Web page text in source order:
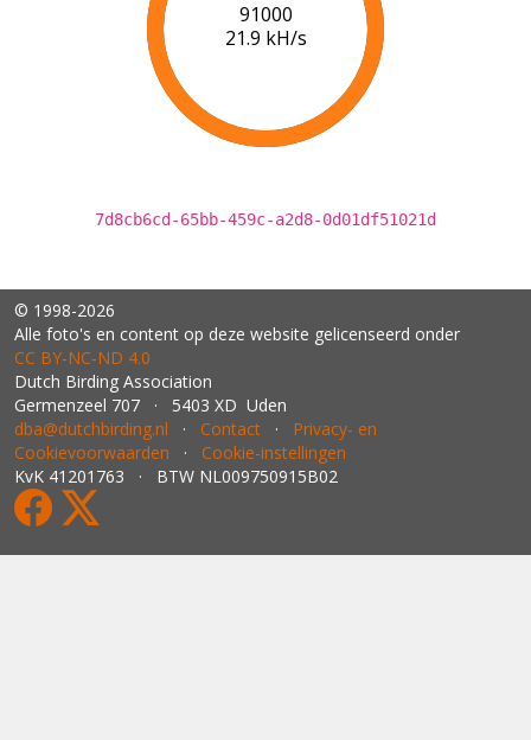
91000
21.9 kH/s
7d8cb6cd-65bb-459c-a2d8-0d01df51021d
© 1998-2026
Alle foto's en content op deze website gelicenseerd onder
CC BY‑NC‑ND 4.0
Dutch Birding Association
Germenzeel 707 · 5403 XD Uden
dba@dutchbirding.nl · Contact · Privacy- en
Cookievoorwaarden · Cookie-instellingen
KvK 41201763 · BTW NL009750915B02